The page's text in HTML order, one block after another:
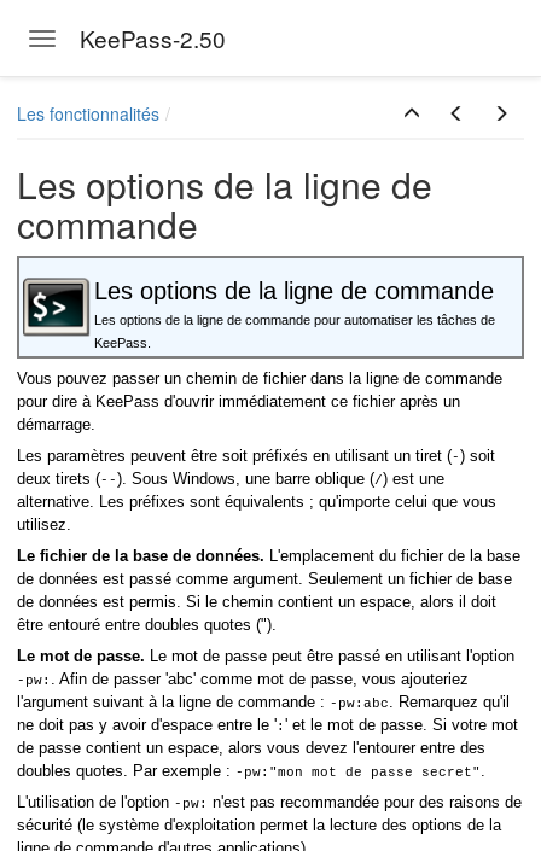
Toggle navigation
KeePass-2.50
Les fonctionnalités
Les options de la ligne de
commande
Les options de la ligne de commande
Les options de la ligne de commande pour automatiser les tâches de
KeePass.
Vous pouvez passer un chemin de fichier dans la ligne de commande
pour dire à KeePass d'ouvrir immédiatement ce fichier après un
démarrage.
Les paramètres peuvent être soit préfixés en utilisant un tiret (-) soit
deux tirets (--). Sous Windows, une barre oblique (/) est une
alternative. Les préfixes sont équivalents ; qu'importe celui que vous
utilisez.
Le fichier de la base de données. L'emplacement du fichier de la base
de données est passé comme argument. Seulement un fichier de base
de données est permis. Si le chemin contient un espace, alors il doit
être entouré entre doubles quotes (").
Le mot de passe. Le mot de passe peut être passé en utilisant l'option
-pw: . Afin de passer 'abc' comme mot de passe, vous ajouteriez
l'argument suivant à la ligne de commande : -pw:abc. Remarquez qu'il
ne doit pas y avoir d'espace entre le ': ' et le mot de passe. Si votre mot
de passe contient un espace, alors vous devez l'entourer entre des
doubles quotes. Par exemple : -pw:"mon mot de passe secret" .
L'utilisation de l'option -pw: n'est pas recommandée pour des raisons de
sécurité (le système d'exploitation permet la lecture des options de la